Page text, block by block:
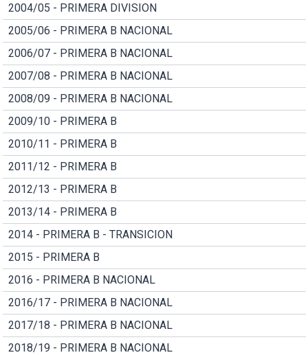
2004/05 - PRIMERA DIVISION
2005/06 - PRIMERA B NACIONAL
2006/07 - PRIMERA B NACIONAL
2007/08 - PRIMERA B NACIONAL
2008/09 - PRIMERA B NACIONAL
2009/10 - PRIMERA B
2010/11 - PRIMERA B
2011/12 - PRIMERA B
2012/13 - PRIMERA B
2013/14 - PRIMERA B
2014 - PRIMERA B - TRANSICION
2015 - PRIMERA B
2016 - PRIMERA B NACIONAL
2016/17 - PRIMERA B NACIONAL
2017/18 - PRIMERA B NACIONAL
2018/19 - PRIMERA B NACIONAL